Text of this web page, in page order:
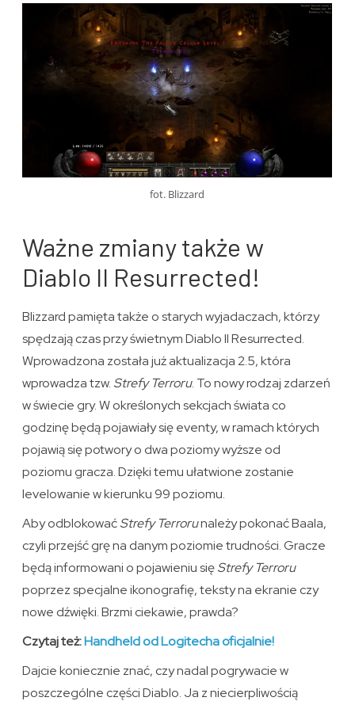
fot. Blizzard
Ważne zmiany także w
Diablo II Resurrected!
Blizzard pamięta także o starych wyjadaczach, którzy
spędzają czas przy świetnym Diablo II Resurrected.
Wprowadzona została już aktualizacja 2.5, która
wprowadza tzw. Strefy Terroru. To nowy rodzaj zdarzeń
w świecie gry. W określonych sekcjach świata co
godzinę będą pojawiały się eventy, w ramach których
pojawią się potwory o dwa poziomy wyższe od
poziomu gracza. Dzięki temu ułatwione zostanie
levelowanie w kierunku 99 poziomu.
Aby odblokowaćStrefy Terrorunależy pokonać Baala,
czyli przejść grę na danym poziomie trudności. Gracze
będą informowani o pojawieniu sięStrefy Terroru
poprzez specjalne ikonografię, teksty na ekranie czy
nowe dźwięki. Brzmi ciekawie, prawda?
Czytaj też:Handheld od Logitecha oficjalnie!
Dajcie koniecznie znać, czy nadal pogrywacie w
poszczególne części Diablo. Ja z niecierpliwością